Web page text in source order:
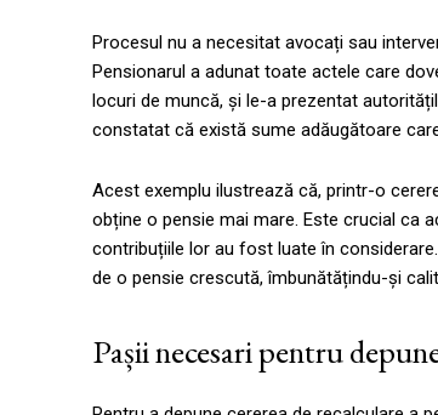
Procesul nu a necesitat avocați sau
Pensionarul a adunat toate actele care
locuri de muncă, și le-a prezentat
constatat că există sume adăugătoare
Acest exemplu ilustrează că, printr-o
obține o pensie mai mare. Este crucial ca
contribuțiile lor au fost luate în
de o pensie crescută, îmbunătățindu-și
Pașii necesari pentru